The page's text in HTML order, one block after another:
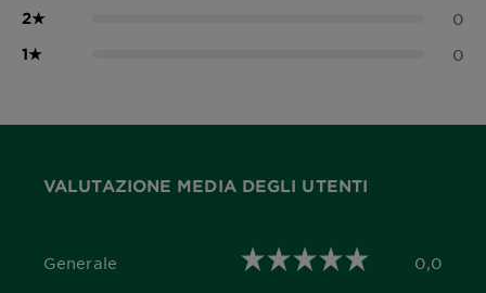
2★ 0
1★ 0
VALUTAZIONE MEDIA DEGLI UTENTI
Generale
0,0 out of 5 stars 0,0